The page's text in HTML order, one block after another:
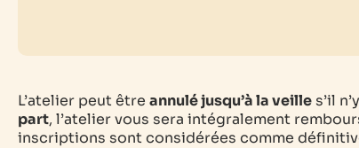
L’atelier peut être annulé jusqu’à la veille s’il
part, l’atelier vous sera intégralement
inscriptions sont considérées comme